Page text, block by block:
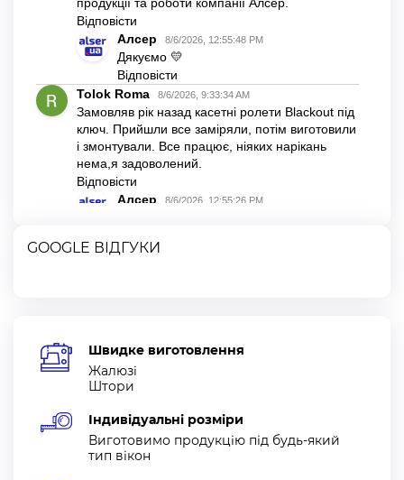
GOOGLE ВІДГУКИ
Швидке виготовлення
Жалюзі
Штори
Індивідуальні розміри
Виготовимо продукцію під будь-який
тип вікон